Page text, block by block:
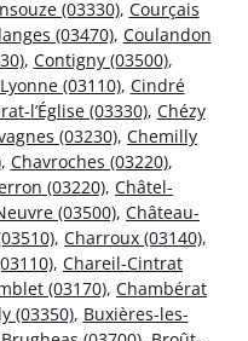
(03330), Courçais
(03470), Coulandon
, Contigny (03500),
(03110), Cindré
l’Église (03330), Chézy
(03230), Chemilly
, Chavroches (03220),
(03220), Châtel-
(03500), Château-
, Charroux (03140),
, Chareil-Cintrat
(03170), Chambérat
(03350), Buxières-les-